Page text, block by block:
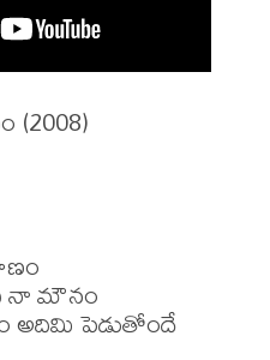
(2008)
నా మౌనం
అదిమి పెడుతోందే